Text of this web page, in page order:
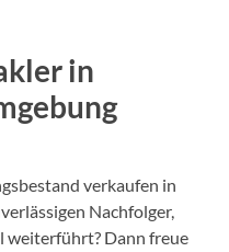
in
verkaufen in
Nachfolger,
weiterführt? Dann freue